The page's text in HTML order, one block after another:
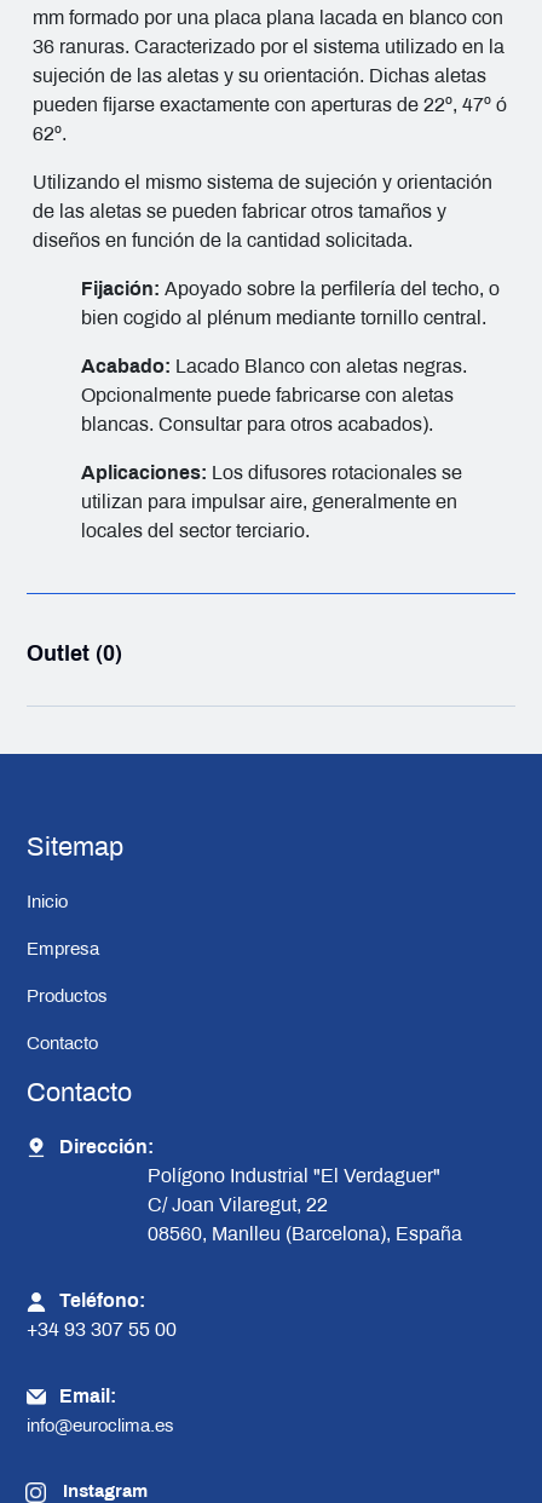
mm formado por una placa plana lacada en blanco con
36 ranuras. Caracterizado por el sistema utilizado en la
sujeción de las aletas y su orientación. Dichas aletas
pueden fijarse exactamente con aperturas de 22º, 47º ó
62º.
Utilizando el mismo sistema de sujeción y orientación
de las aletas se pueden fabricar otros tamaños y
diseños en función de la cantidad solicitada.
Fijación:Apoyado sobre la perfilería del techo, o
bien cogido al plénum mediante tornillo central.
Acabado: Lacado Blanco con aletas negras.
Opcionalmente puede fabricarse con aletas
blancas. Consultar para otros acabados).
Aplicaciones: Los difusores rotacionales se
utilizan para impulsar aire, generalmente en
locales del sector terciario.
Outlet (0)
Sitemap
Inicio
Empresa
Productos
Contacto
Contacto
Dirección:
Polígono Industrial "El Verdaguer"
C/ Joan Vilaregut, 22
08560, Manlleu (Barcelona), España
Teléfono:
+34 93 307 55 00
Email:
info@euroclima.es
Instagram